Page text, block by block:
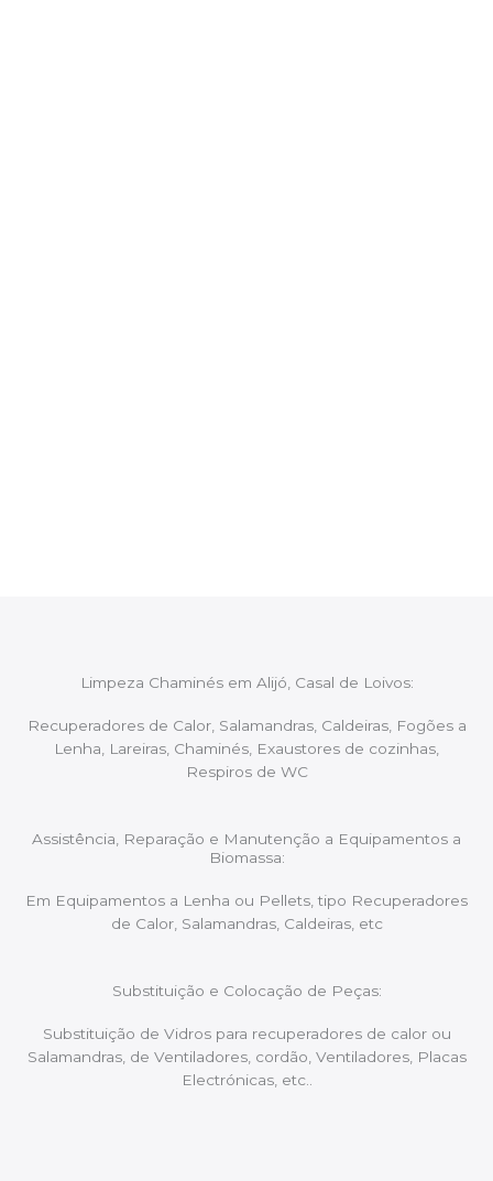
Limpeza Chaminés em Alijó, Casal de Loivos:
Recuperadores de Calor, Salamandras, Caldeiras, Fogões a
Lenha, Lareiras, Chaminés, Exaustores de cozinhas,
Respiros de WC
Assistência, Reparação e Manutenção a Equipamentos a
Biomassa:
Em Equipamentos a Lenha ou Pellets, tipo Recuperadores
de Calor, Salamandras, Caldeiras, etc
Substituição e Colocação de Peças:
Substituição de Vidros para recuperadores de calor ou
Salamandras, de Ventiladores, cordão, Ventiladores, Placas
Electrónicas, etc..